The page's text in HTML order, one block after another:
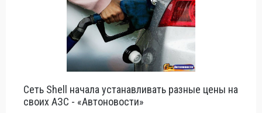
Сеть Shell начала устанавливать разные цены на
своих АЗС - «Автоновости»